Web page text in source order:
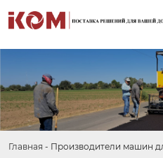
Главная - Производители машин